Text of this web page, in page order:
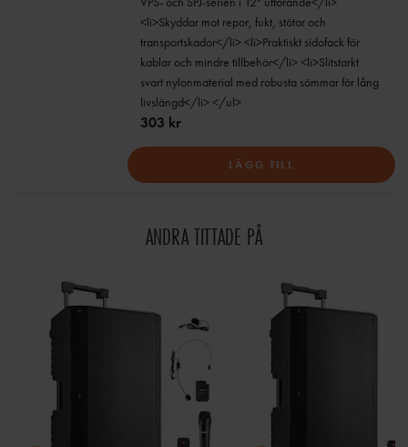
<li>Skyddar mot repor, fukt, stötar och
transportskador</li> <li>Praktiskt sidofack för
kablar och mindre tillbehör</li> <li>Slitstarkt
svart nylonmaterial med robusta sömmar för lång
livslängd</li> </ul>
303 kr
LÄGG TILL
ANDRA TITTADE PÅ